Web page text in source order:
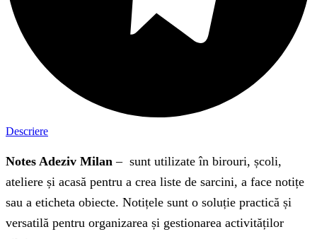
Descriere
Notes Adeziv Milan– sunt utilizate în birouri, școli,
ateliere și acasă pentru a crea liste de sarcini, a face notițe
sau a eticheta obiecte. Notițele sunt o soluție practică și
versatilă pentru organizarea și gestionarea activităților